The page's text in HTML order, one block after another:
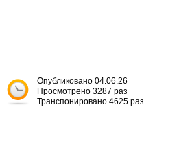
Опубликовано 04.06.26
Просмотрено 3287 раз
Транспонировано 4625 раз